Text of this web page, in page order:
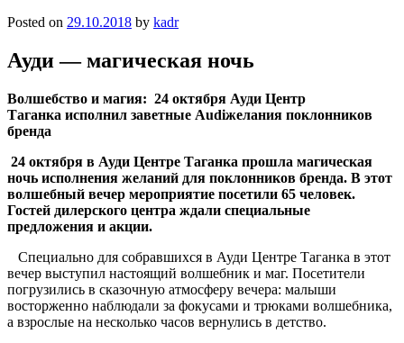
Posted on 29.10.2018 by kadr
Ауди — магическая ночь
Волшебство и магия: 24 октября Ауди Центр
Таганка исполнил заветные Audiжелания поклонников
бренда
24 октября в Ауди Центре Таганка прошла магическая
ночь исполнения желаний для поклонников бренда. В этот
волшебный вечер мероприятие посетили 65 человек.
Гостей дилерского центра ждали специальные
предложения и акции.
Специально для собравшихся в Ауди Центре Таганка в этот
вечер выступил настоящий волшебник и маг. Посетители
погрузились в сказочную атмосферу вечера: малыши
восторженно наблюдали за фокусами и трюками волшебника,
а взрослые на несколько часов вернулись в детство.